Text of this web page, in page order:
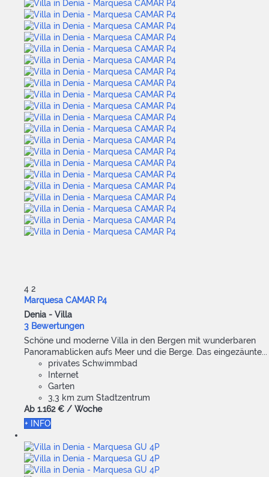
4 2
Marquesa CAMAR P4
Denia - Villa
3 Bewertungen
Schöne und moderne Villa in den Bergen mit wunderbaren
Panoramablicken aufs Meer und die Berge. Das eingezäunte...
privates Schwimmbad
Internet
Garten
3,3 km zum Stadtzentrum
Ab 1.162 € / Woche
+ INFO